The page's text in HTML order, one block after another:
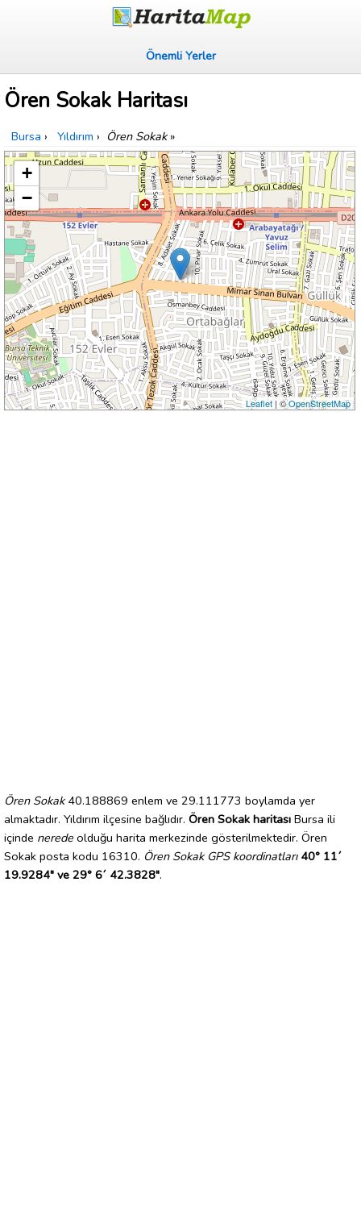
Önemli Yerler
Ören Sokak Haritası
Bursa › Yıldırım › Ören Sokak»
+
−
Leaflet| ©OpenStreetMap
Ören Sokak40.188869 enlem ve 29.111773 boylamda yer
almaktadır. Yıldırım ilçesine bağlıdır. Ören Sokak haritası Bursa ili
içinde nerede olduğu harita merkezinde gösterilmektedir. Ören
Sokak posta kodu 16310. Ören Sokak GPS koordinatları 40° 11´
19.9284" ve 29° 6´ 42.3828".